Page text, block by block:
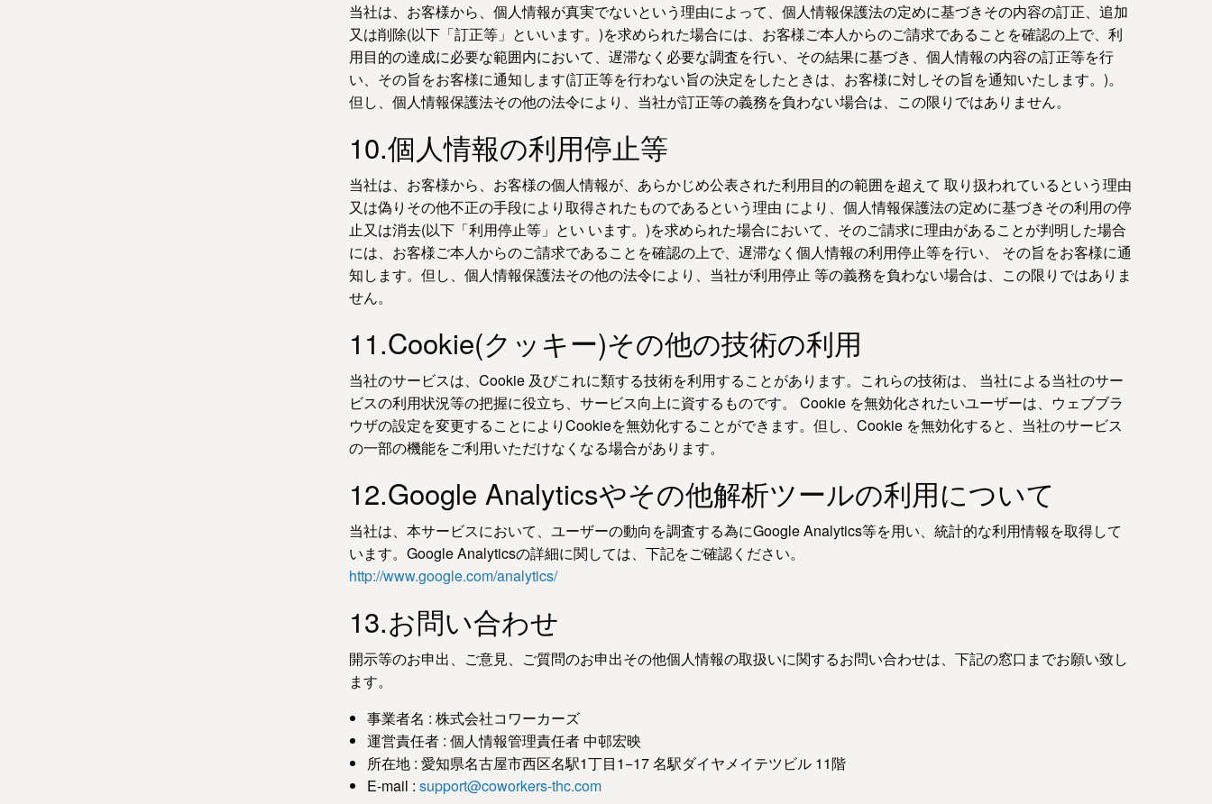
当社は、お客様から、個人情報が真実でないという理由によって、個人情報保護法の定めに基づきその内容の訂正、追加
又は削除(以下「訂正等」といいます。)を求められた場合には、お客様ご本人からのご請求であることを確認の上で、利
用目的の達成に必要な範囲内において、遅滞なく必要な調査を行い、その結果に基づき、個人情報の内容の訂正等を行
い、その旨をお客様に通知します(訂正等を行わない旨の決定をしたときは、お客様に対しその旨を通知いたします。)。
但し、個人情報保護法その他の法令により、当社が訂正等の義務を負わない場合は、この限りではありません。
10.個人情報の利用停止等
当社は、お客様から、お客様の個人情報が、あらかじめ公表された利用目的の範囲を超えて 取り扱われているという理由
又は偽りその他不正の手段により取得されたものであるという理由 により、個人情報保護法の定めに基づきその利用の停
止又は消去(以下「利用停止等」とい います。)を求められた場合において、そのご請求に理由があることが判明した場合
には、お客様ご本人からのご請求であることを確認の上で、遅滞なく個人情報の利用停止等を行い、 その旨をお客様に通
知します。但し、個人情報保護法その他の法令により、当社が利用停止 等の義務を負わない場合は、この限りではありま
せん。
11.Cookie(クッキー)その他の技術の利用
当社のサービスは、Cookie 及びこれに類する技術を利用することがあります。これらの技術は、 当社による当社のサー
ビスの利用状況等の把握に役立ち、サービス向上に資するものです。 Cookie を無効化されたいユーザーは、ウェブブラ
ウザの設定を変更することによりCookieを無効化することができます。但し、Cookie を無効化すると、当社のサービス
の一部の機能をご利用いただけなくなる場合があります。
12.Google Analyticsやその他解析ツールの利用について
当社は、本サービスにおいて、ユーザーの動向を調査する為にGoogle Analytics等を用い、統計的な利用情報を取得して
います。Google Analyticsの詳細に関しては、下記をご確認ください。
http://www.google.com/analytics/
13.お問い合わせ
開示等のお申出、ご意見、ご質問のお申出その他個人情報の取扱いに関するお問い合わせは、下記の窓口までお願い致し
ます。
事業者名 : 株式会社コワーカーズ
運営責任者 : 個人情報管理責任者 中邨宏映
所在地 : 愛知県名古屋市西区名駅1丁目1−17 名駅ダイヤメイテツビル 11階
E-mail : support@coworkers-thc.com